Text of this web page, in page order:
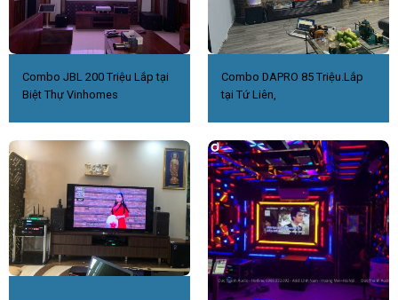
Combo JBL 200 Triệu Lắp tại
Biệt Thự Vinhomes
Combo DAPRO 85 Triệu.Lắp
tại Tứ Liên,